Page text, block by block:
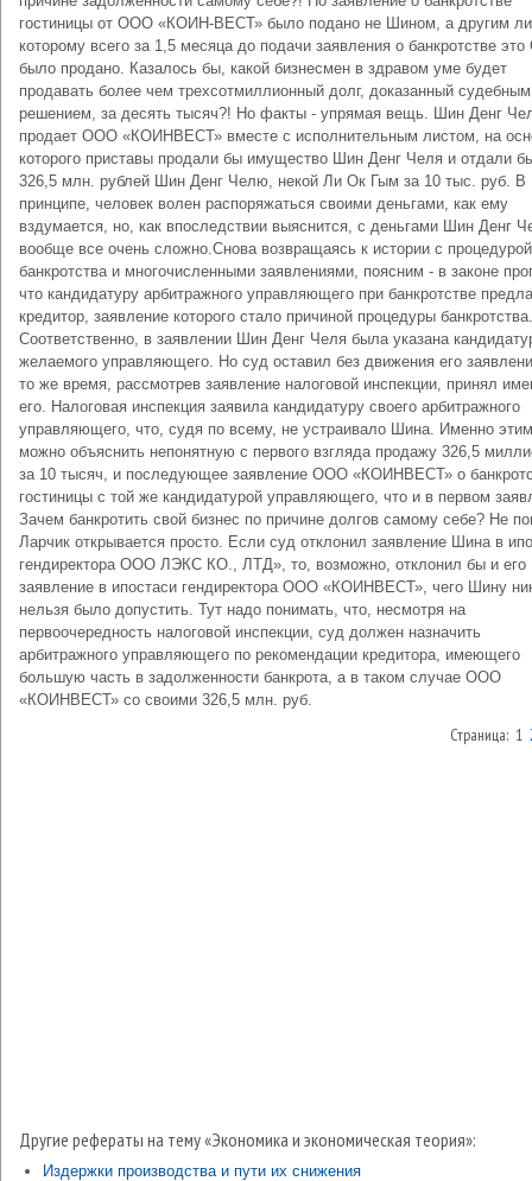
гостиницы от ООО «КОИН-ВЕСТ» было подано не Шином, а другим
которому всего за 1,5 месяца до подачи заявления о банкротстве
было продано. Казалось бы, какой бизнесмен в здравом уме будет
продавать более чем трехсотмиллионный долг, доказанный судебным
решением, за десять тысяч?! Но факты - упрямая вещь. Шин Денг
продает ООО «КОИНВЕСТ» вместе с исполнительным листом, на
которого приставы продали бы имущество Шин Денг Челя и отдали
326,5 млн. рублей Шин Денг Челю, некой Ли Ок Гым за 10 тыс. руб. В
принципе, человек волен распоряжаться своими деньгами, как ему
вздумается, но, как впоследствии выяснится, с деньгами Шин Денг
вообще все очень сложно.Снова возвращаясь к истории с процедурой
банкротства и многочисленными заявлениями, поясним - в законе
что кандидатуру арбитражного управляющего при банкротстве
кредитор, заявление которого стало причиной процедуры банкротства.
Соответственно, в заявлении Шин Денг Челя была указана
желаемого управляющего. Но суд оставил без движения его
то же время, рассмотрев заявление налоговой инспекции, принял
его. Налоговая инспекция заявила кандидатуру своего арбитражного
управляющего, что, судя по всему, не устраивало Шина. Именно
можно объяснить непонятную с первого взгляда продажу 326,5
за 10 тысяч, и последующее заявление ООО «КОИНВЕСТ» о
гостиницы с той же кандидатурой управляющего, что и в первом
Зачем банкротить свой бизнес по причине долгов самому себе? Не
Ларчик открывается просто. Если суд отклонил заявление Шина в
гендиректора ООО ЛЭКС КО., ЛТД», то, возможно, отклонил бы и его
заявление в ипостаси гендиректора ООО «КОИНВЕСТ», чего Шину
нельзя было допустить. Тут надо понимать, что, несмотря на
первоочередность налоговой инспекции, суд должен назначить
арбитражного управляющего по рекомендации кредитора, имеющего
большую часть в задолженности банкрота, а в таком случае ООО
«КОИНВЕСТ» со своими 326,5 млн. руб.
Страница: 1
Другие рефераты на тему «Экономика и экономическая теория»:
Издержки производства и пути их снижения